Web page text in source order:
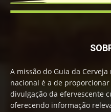
A missão do Guia da
nacional é a de
divulgação da efervescente
oferecendo informação